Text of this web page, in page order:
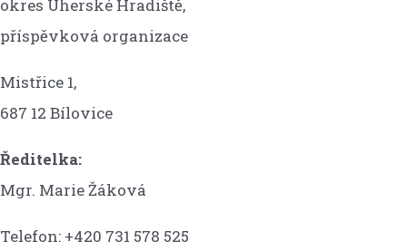
okres Uherské Hradiště,
příspěvková organizace
Mistřice 1,
687 12 Bílovice
Ředitelka:
Mgr. Marie Žáková
Telefon: +420 731 578 525